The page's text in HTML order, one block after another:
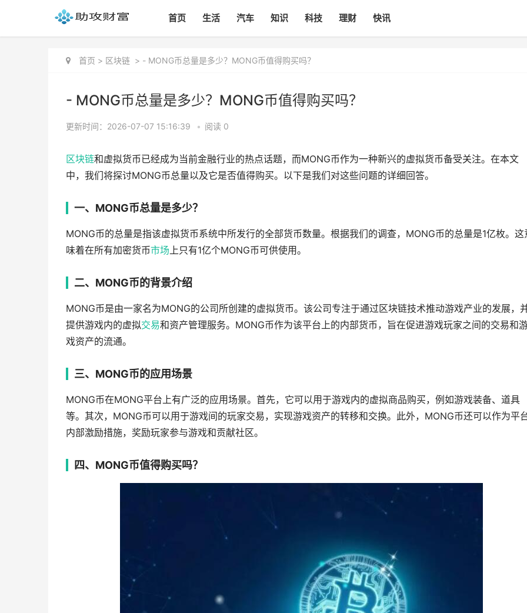
首页 生活 汽车 知识 科技 理财 快讯
首页 > 区块链 > - MONG币总量是多少？MONG币值得购买吗？
- MONG币总量是多少？MONG币值得购买吗？
更新时间：2026-07-07 15:16:39 • 阅读 0
区块链和虚拟货币已经成为当前金融行业的热点话题，而MONG币作为一种新兴的虚拟货币备受关注。在本文
中，我们将探讨MONG币总量以及它是否值得购买。以下是我们对这些问题的详细回答。
一、MONG币总量是多少？
MONG币的总量是指该虚拟货币系统中所发行的全部货币数量。根据我们的调查，MONG币的总量是1亿枚。这
味着在所有加密货币市场上只有1亿个MONG币可供使用。
二、MONG币的背景介绍
MONG币是由一家名为MONG的公司所创建的虚拟货币。该公司专注于通过区块链技术推动游戏产业的发展，
提供游戏内的虚拟交易和资产管理服务。MONG币作为该平台上的内部货币，旨在促进游戏玩家之间的交易和
戏资产的流通。
三、MONG币的应用场景
MONG币在MONG平台上有广泛的应用场景。首先，它可以用于游戏内的虚拟商品购买，例如游戏装备、道具
等。其次，MONG币可以用于游戏间的玩家交易，实现游戏资产的转移和交换。此外，MONG币还可以作为平
内部激励措施，奖励玩家参与游戏和贡献社区。
四、MONG币值得购买吗？